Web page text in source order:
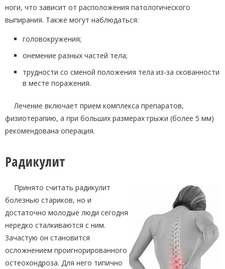
ноги, что зависит от расположения патологического
выпирания. Также могут наблюдаться:
головокружения;
онемение разных частей тела;
трудности со сменой положения тела из-за скованности
в месте поражения.
Лечение включает прием комплекса препаратов,
физиотерапию, а при больших размерах грыжи (более 5 мм)
рекомендована операция.
Радикулит
Принято считать радикулит
болезнью стариков, но и
достаточно молодые люди сегодня
нередко сталкиваются с ним.
Зачастую он становится
осложнением проигнорированного
остеохондроза. Для него типично